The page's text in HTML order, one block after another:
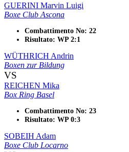
GUERINI Marvin Luigi
Boxe Club Ascona
Combattimento No: 22
Risultato: WP 2:1
WÜTHRICH Andrin
Boxen zur Bildung
VS
REICHEN Mika
Box Ring Basel
Combattimento No: 23
Risultato: WP 0:3
SOBEIH Adam
Boxe Club Locarno